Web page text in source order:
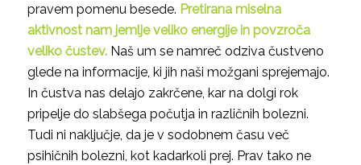
pravem pomenu besede. Pretirana miselna
aktivnost nam jemlje veliko energije in povzroča
veliko čustev. Naš um se namreč odziva čustveno
glede na informacije, ki jih naši možgani sprejemajo.
In čustva nas delajo zakrčene, kar na dolgi rok
pripelje do slabšega počutja in različnih bolezni.
Tudi ni naključje, da je v sodobnem času več
psihičnih bolezni, kot kadarkoli prej. Prav tako ne